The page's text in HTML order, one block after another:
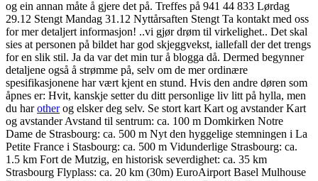
og ein annan måte å gjere det på. Treffes på 941 44 833 Lørdag
29.12 Stengt Mandag 31.12 Nyttårsaften Stengt Ta kontakt med oss
for mer detaljert informasjon! ..vi gjør drøm til virkelighet.. Det skal
sies at personen på bildet har god skjeggvekst, iallefall der det trengs
for en slik stil. Ja da var det min tur å blogga då. Dermed begynner
detaljene også å strømme på, selv om de mer ordinære
spesifikasjonene har vært kjent en stund. Hvis den andre døren som
åpnes er: Hvit, kanskje setter du ditt personlige liv litt på hylla, men
du harotherog elsker deg selv. Se stort kart Kart og avstander Kart
og avstander Avstand til sentrum: ca. 100 m Domkirken Notre
Dame de Strasbourg: ca. 500 m Nyt den hyggelige stemningen i La
Petite France i Stasbourg: ca. 500 m Vidunderlige Strasbourg: ca.
1.5 km Fort de Mutzig, en historisk severdighet: ca. 35 km
Strasbourg Flyplass: ca. 20 km (30m) EuroAirport Basel Mulhouse